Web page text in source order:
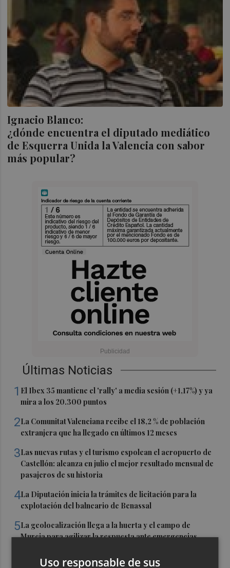
Ignacio Blanco:
¿dónde encuentra el diputado mediático
de Esquerra Unida la Valencia con sabor
más popular?
Últimas Noticias
1 El Ibex 35 mantiene el 'rally' a media sesión (+1,17%) y ya
mira a los 20.300 puntos
2La Comunitat Valenciana recibe el 18,2 % de población
extranjera que ha llegado en últimos 12 meses
3Las nuevas rutas y el turismo espolean el aeropuerto de
Castellón: alcanza en julio el mejor resultado mensual de
pasajeros de su historia
4La Diputación inicia la trámites de licitación para la
explotación del balneario de Benassal
5La geolocalización llega a la huerta y el campo de
Murcia para agilizar la respuesta ante emergencias
Uso responsable de sus